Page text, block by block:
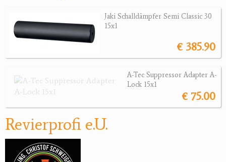
Jagdreviere
Bücher, Videos
Antikes
Reviereinrichtungen
Jaki Schalldämpfer Semi Classic 30
15x1
€ 385.90
A-Tec Suppressor Adapter A-
Lock 15x1
€ 75.00
Revierprofi e.U.